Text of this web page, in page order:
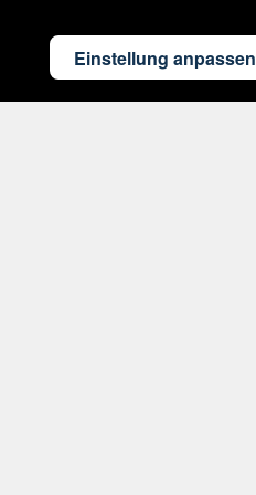
Einstellung anpassen